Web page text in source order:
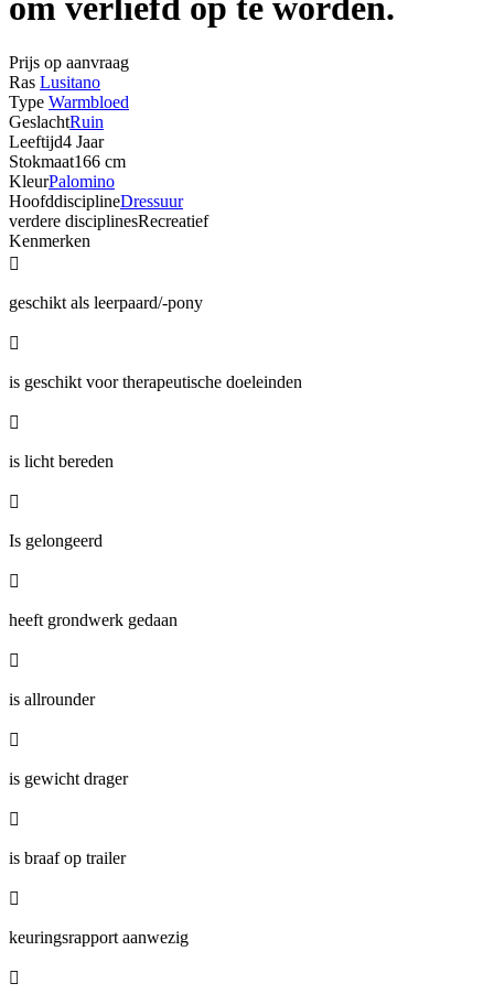
om verliefd op te worden.
Prijs op aanvraag
Ras Lusitano
Type Warmbloed
GeslachtRuin
Leeftijd4 Jaar
Stokmaat166 cm
KleurPalomino
HoofddisciplineDressuur
verdere disciplinesRecreatief
Kenmerken

geschikt als leerpaard/-pony

is geschikt voor therapeutische doeleinden

is licht bereden

Is gelongeerd

heeft grondwerk gedaan

is allrounder

is gewicht drager

is braaf op trailer

keuringsrapport aanwezig
